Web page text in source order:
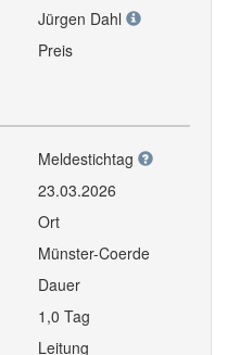
Jürgen Dahl
Preis
Meldestichtag
23.03.2026
Ort
Münster-Coerde
Dauer
1,0 Tag
Leitung